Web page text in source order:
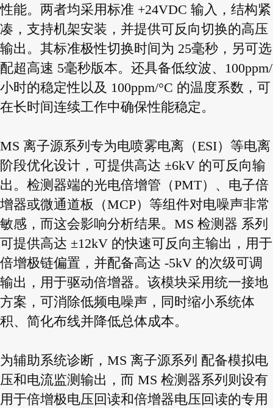
性能。两者均采用标准 +24VDC 输入，结构紧
凑，支持机架安装，并提供可反向切换的高压
输出。其标准极性切换时间为 25毫秒，另可选
配超高速 5毫秒版本。还具备低纹波、100ppm/
小时的稳定性以及 100ppm/°C 的温度系数，可
在长时间连续工作中确保性能稳定。
MS 离子源系列专为电喷雾电离（ESI）等电离
阶段优化设计，可提供高达 ±6kV 的可反向输
出。检测器端的光电倍增管（PMT）、电子倍
增器或微通道板（MCP）等组件对电噪声非常
敏感，而这会影响分析结果。MS 检测器 系列
可提供高达 ±12kV 的快速可反向主输出，用于
倍增极链偏置，并配备高达 -5kV 的次级可调
输出，用于驱动倍增器。该模块采用统一接地
方案，可消除低频电噪声，同时缩小系统体
积、简化布线并降低总体成本。
为辅助系统诊断，MS 离子源系列 配备模拟电
压和电流监测输出，而 MS 检测器系列则设有
用于倍增极电压回读和倍增器电压回读的专用